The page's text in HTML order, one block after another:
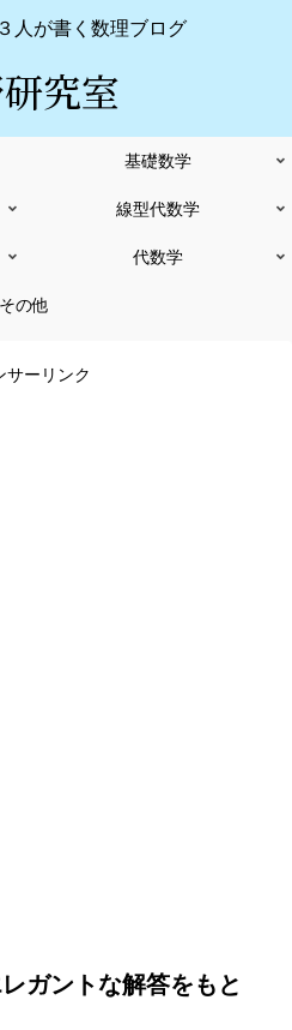
人が書く数理ブログ
究室
基礎数学
線型代数学
代数学
その他
サーリンク
ガントな解答をもと